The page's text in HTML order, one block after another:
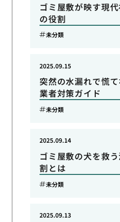
ゴミ屋敷が映す現
の役割
未分類
突然の水漏れで慌
業者対策ガイド
2025.09.15
未分類
ゴミ屋敷の犬を救
割とは
2025.09.14
未分類
2025.09.13